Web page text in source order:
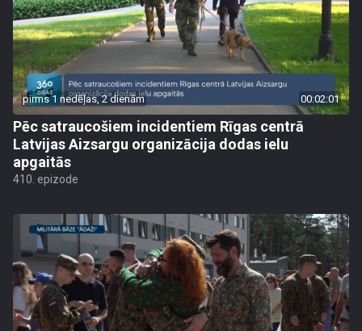
pirms 1 nedēļas, 2 dienām 00:02:01
Pēc satraucošiem incidentiem Rīgas centrā
Latvijas Aizsargu organizācija dodas ielu
apgaitās
410. epizode